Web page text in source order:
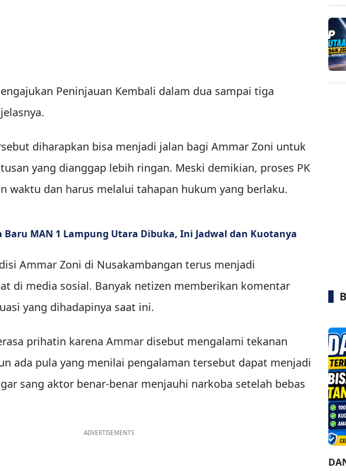
Peninjauan Kembali dalam dua sampai tiga
diharapkan bisa menjadi jalan bagi Ammar Zoni untuk
yang dianggap lebih ringan. Meski demikian, proses PK
waktu dan harus melalui tahapan hukum yang berlaku.
Baru MAN 1 Lampung Utara Dibuka, Ini Jadwal dan Kuotanya
Ammar Zoni di Nusakambangan terus menjadi
di media sosial. Banyak netizen memberikan komentar
yang dihadapinya saat ini.
prihatin karena Ammar disebut mengalami tekanan
ada pula yang menilai pengalaman tersebut dapat menjadi
sang aktor benar-benar menjauhi narkoba setelah bebas
ADVERTISEMENTS